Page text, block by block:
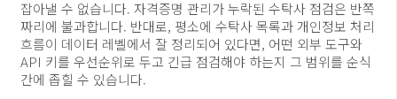
잡아낼 수 없습니다. 자격증명 관리가 누락된 수탁사 점검은 반쪽
짜리에 불과합니다. 반대로, 평소에 수탁사 목록과 개인정보 처리
흐름이 데이터 레벨에서 잘 정리되어 있다면, 어떤 외부 도구와
API 키를 우선순위로 두고 긴급 점검해야 하는지 그 범위를 순식
간에 좁힐 수 있습니다.